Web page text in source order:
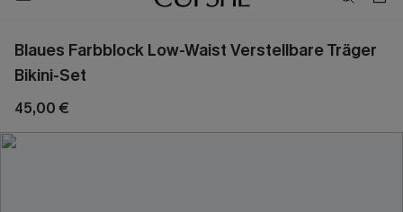
Blaues Farbblock Low-Waist Verstellbare Träger
Bikini-Set
45,00 €